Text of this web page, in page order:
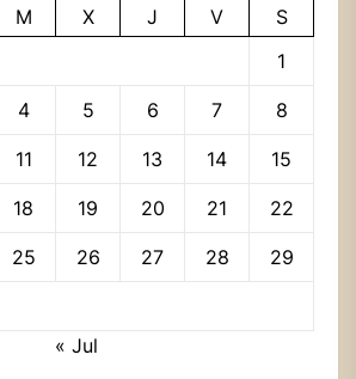
M X J V
S
1
4 5 6 7 8
11 12 13 14 15
18 19 20 21 22
25 26 27 28 29
« Jul